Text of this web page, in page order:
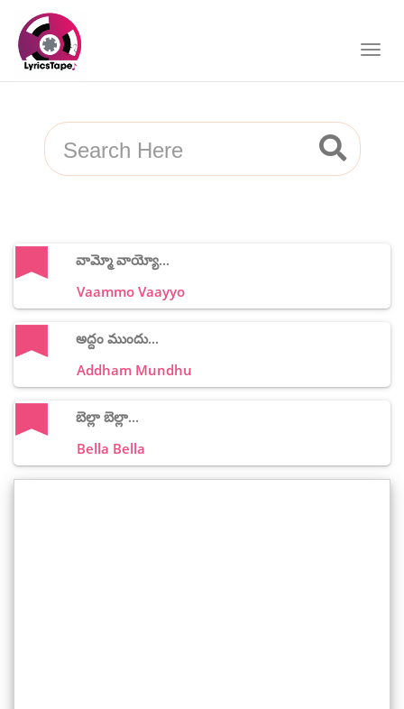
వామ్మో వాయ్యో...
Vaammo Vaayyo
అద్దం ముందు...
Addham Mundhu
బెల్లా బెల్లా...
Bella Bella